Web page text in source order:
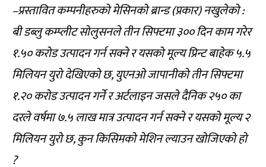
–प्रस्तावित कम्पनीहरुको मेसिनको ब्रान्ड (प्रकार) नखुलेको :
बी डब्लु कम्प्लीट सोलुसनले तीन सिफ्टमा ३०० दिन काम गरेर
१.५० करोड उत्पादन गर्न सक्ने र यसको मूल्य प्रिन्ट बाहेक ५.५
मिलियन युरो देखिएको छ, युएनओ जापानीको तीन सिफ्टमा
१.२० करोड उत्पादन गर्ने र अर्टलाइन जसले दैनिक २५० का
दरले वर्षमा ७.५ लाख मात्र उत्पादन गर्न सक्ने र यसको मूल्य २
मिलियन युरो छ, कुन किसिमको मेशिन ल्याउन खोजिएको हो
?